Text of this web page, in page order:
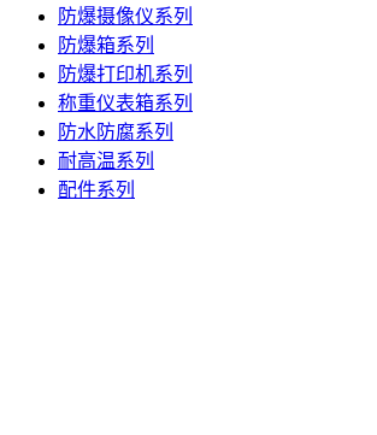
防爆摄像仪系列
防爆箱系列
防爆打印机系列
称重仪表箱系列
防水防腐系列
耐高温系列
配件系列